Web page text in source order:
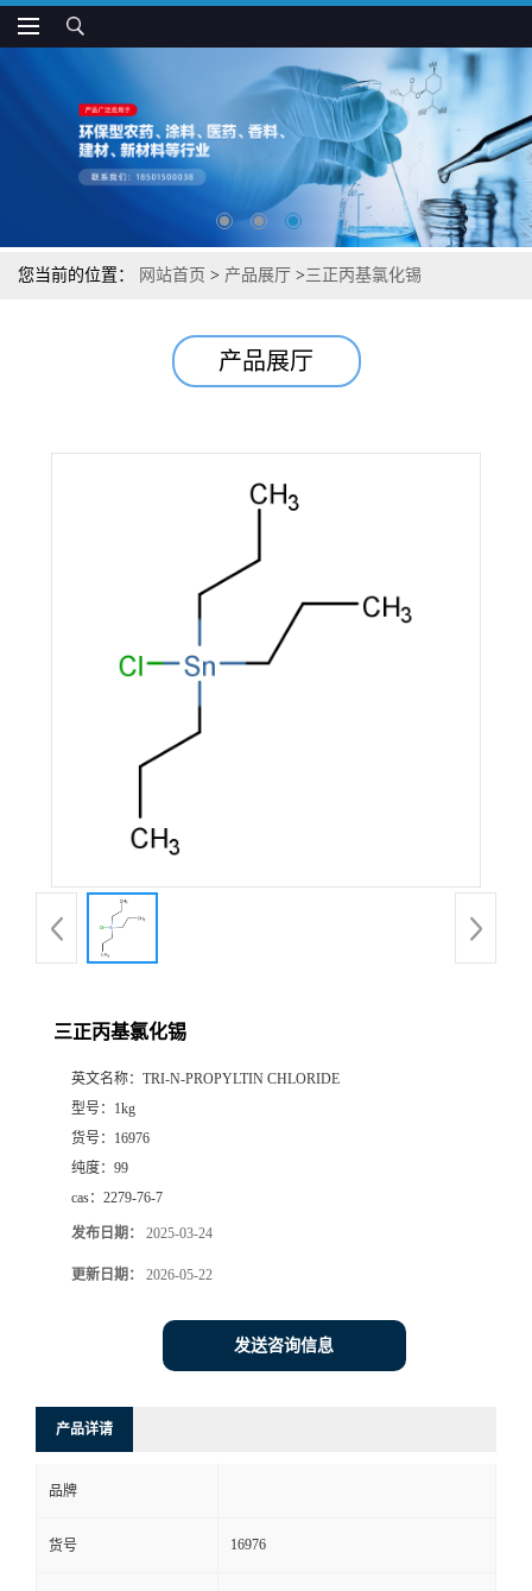
您当前的位置： 网站首页 > 产品展厅 >三正丙基氯化锡
产品展厅
三正丙基氯化锡
英文名称： TRI-N-PROPYLTIN CHLORIDE
型号： 1kg
货号： 16976
纯度： 99
cas： 2279-76-7
发布日期： 2025-03-24
更新日期： 2026-05-22
发送咨询信息
产品详请
品牌
货号 16976